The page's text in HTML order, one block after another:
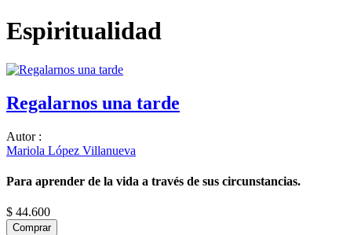
Espiritualidad
Regalarnos una tarde
Autor :
Mariola López Villanueva
Para aprender de la vida a través de sus circunstancias.
$ 44.600
Comprar